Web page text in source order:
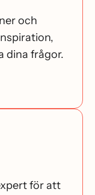
och
dina frågor.
för att